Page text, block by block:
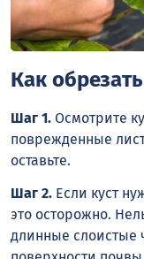
Как
Шаг 1. Осмотрите
поврежденные
оставьте.
Шаг 2. Если куст
это осторожно.
длинные слоистые